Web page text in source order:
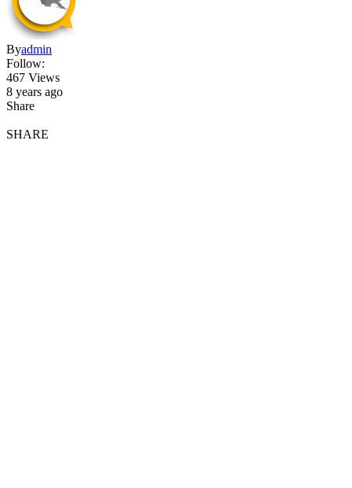
Byadmin
Follow:
467 Views
8 years ago
Share
SHARE